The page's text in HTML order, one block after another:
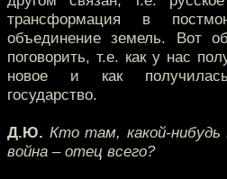
трансформация в
объединение земель. Вот
поговорить, т.е. как у нас
новое и как
государство.
Д.Ю. Кто там, какой-нибудь
война – отец всего?